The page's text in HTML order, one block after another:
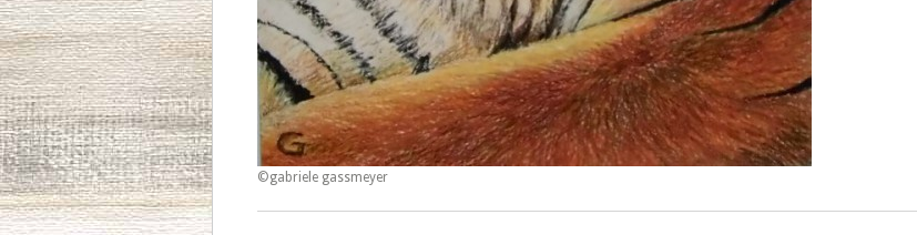
©gabriele gassmeyer